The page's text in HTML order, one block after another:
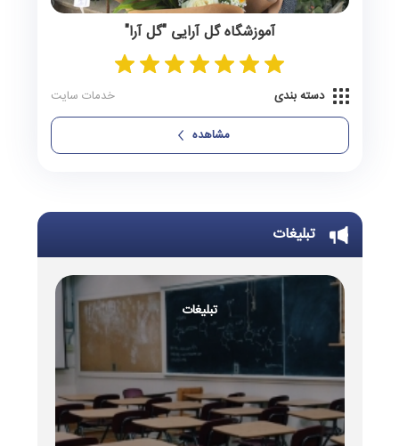
آموزشگاه گل‌ آرایی "گل‌ آرا"
دسته بندی
خدمات سایت
مشاهده
تبلیغات
تبلیغات